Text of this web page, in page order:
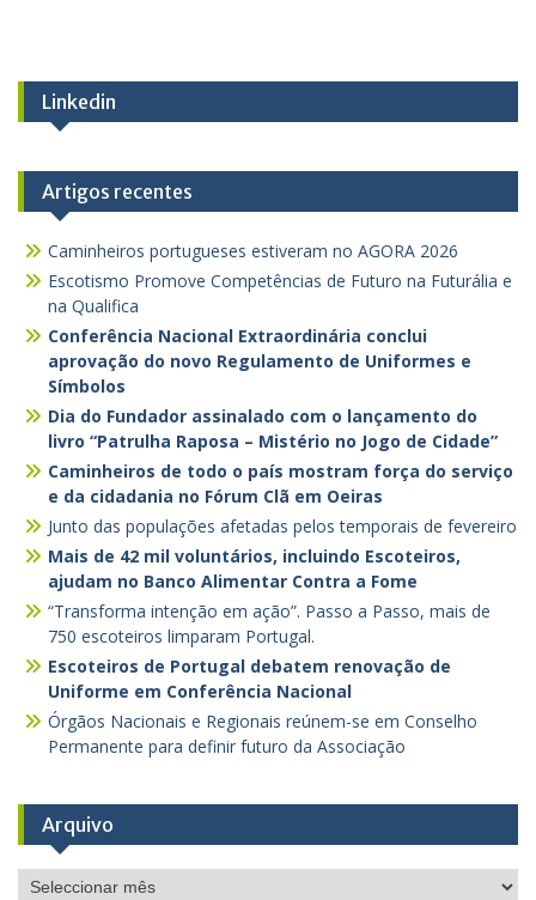
Linkedin
Artigos recentes
Caminheiros portugueses estiveram no AGORA 2026
Escotismo Promove Competências de Futuro na Futurália e
na Qualifica
Conferência Nacional Extraordinária conclui
aprovação do novo Regulamento de Uniformes e
Símbolos
Dia do Fundador assinalado com o lançamento do
livro “Patrulha Raposa – Mistério no Jogo de Cidade”
Caminheiros de todo o país mostram força do serviço
e da cidadania no Fórum Clã em Oeiras
Junto das populações afetadas pelos temporais de fevereiro
Mais de 42 mil voluntários, incluindo Escoteiros,
ajudam no Banco Alimentar Contra a Fome
“Transforma intenção em ação”. Passo a Passo, mais de
750 escoteiros limparam Portugal.
Escoteiros de Portugal debatem renovação de
Uniforme em Conferência Nacional
Órgãos Nacionais e Regionais reúnem-se em Conselho
Permanente para definir futuro da Associação
Arquivo
Arquivo